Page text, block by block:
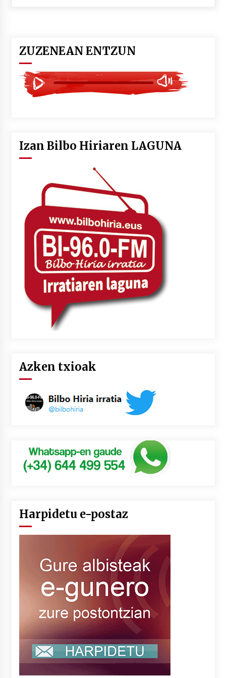
Larunbatean Plentziako Itsas Martxa ospatuko
da
2026/07/07
2026/07/07
Uribitarte40 aretoan
2026/07/03
SOINUGELA: Paul McCartney eta Ringo Starr-en
lan berriak
2026/07/03
MUSIBLA #297: Bide, Boards Of Canada, Somak,
Tiga, Twisted Teens, Underscores, Habia
2026/07/02
ZUZENEAN ENTZUN
Izan Bilbo Hiriaren LAGUNA
Azken txioak
Harpidetu e-postaz